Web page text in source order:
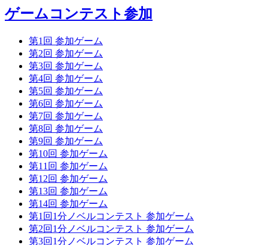
ゲームコンテスト参加
第1回 参加ゲーム
第2回 参加ゲーム
第3回 参加ゲーム
第4回 参加ゲーム
第5回 参加ゲーム
第6回 参加ゲーム
第7回 参加ゲーム
第8回 参加ゲーム
第9回 参加ゲーム
第10回 参加ゲーム
第11回 参加ゲーム
第12回 参加ゲーム
第13回 参加ゲーム
第14回 参加ゲーム
第1回1分ノベルコンテスト 参加ゲーム
第2回1分ノベルコンテスト 参加ゲーム
第3回1分ノベルコンテスト 参加ゲーム